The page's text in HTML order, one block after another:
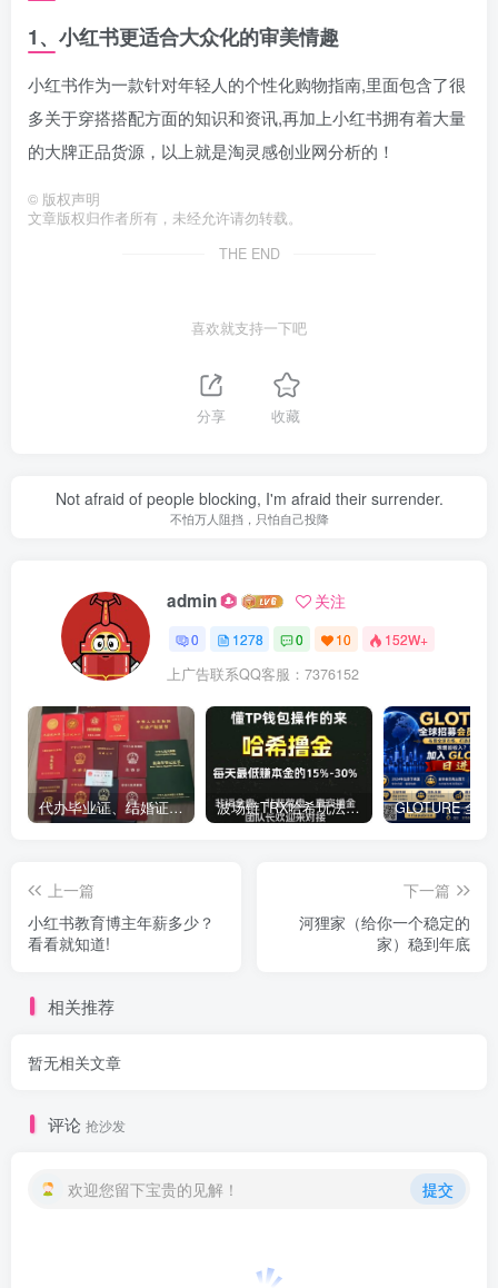
1、小红书更适合大众化的审美情趣
小红书作为一款针对年轻人的个性化购物指南,里面包含了很
多关于穿搭搭配方面的知识和资讯,再加上小红书拥有着大量
的大牌正品货源，以上就是淘灵感创业网分析的！
© 版权声明
文章版权归作者所有，未经允许请勿转载。
THE END
喜欢就支持一下吧
分享 收藏
Not afraid of people blocking, I'm afraid their surrender.
不怕万人阻挡，只怕自己投降
admin 关注
0 1278 0 10 152W+
上广告联系QQ客服：7376152
代办毕业证、结婚证、房产证、不动产权证书、离婚证、中专/大专/高中 ​波场链TRX哈希玩法深度解析：低门槛也能实现稳定回报的新思路
上一篇
小红书教育博主年薪多少？
看看就知道!
下一篇
河狸家（给你一个稳定的
家）稳到年底
相关推荐
暂无相关文章
评论 抢沙发
欢迎您留下宝贵的见解！ 提交